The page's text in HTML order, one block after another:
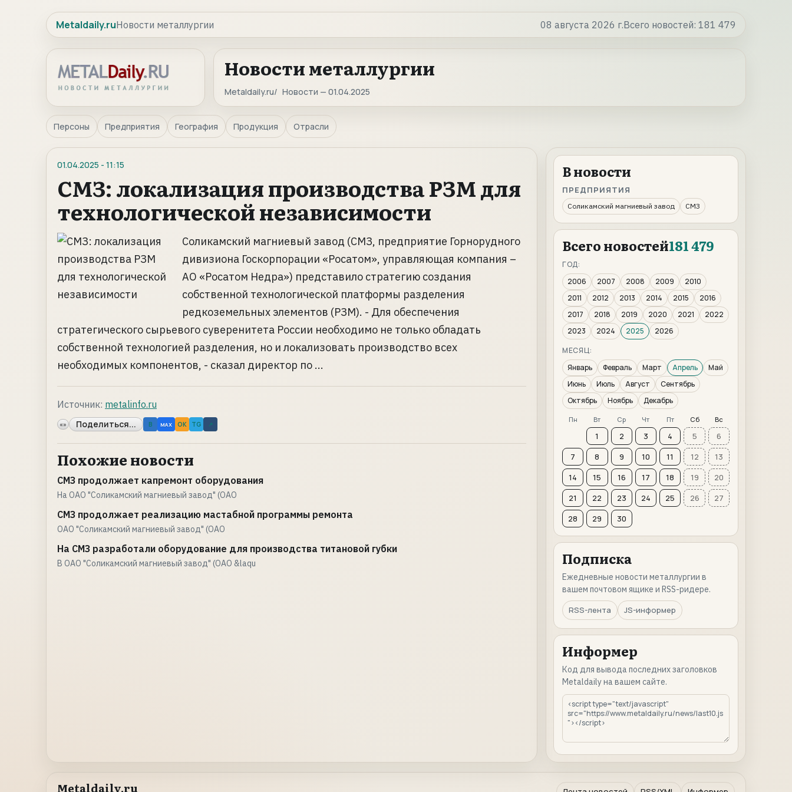
Metaldaily.ruНовости металлургии 08 августа 2026 г.Всего новостей: 181 479
Новости металлургии
Metaldaily.ru Новости — 01.04.2025
Персоны Предприятия География Продукция Отрасли
01.04.2025 - 11:15
СМЗ: локализация производства РЗМ для
технологической независимости
Соликамский магниевый завод (СМЗ, предприятие Горнорудного
дивизиона Госкорпорации «Росатом», управляющая компания –
АО «Росатом Недра») представило стратегию создания
собственной технологической платформы разделения
редкоземельных элементов (РЗМ). - Для обеспечения
стратегического сырьевого суверенитета России необходимо не только обладать
собственной технологией разделения, но и локализовать производство всех
необходимых компонентов, - сказал директор по ...
Источник: metalinfo.ru
«» Поделиться... B MAX OK TG ↗
Похожие новости
СМЗ продолжает капремонт оборудования
На ОАО "Соликамский магниевый завод" (ОАО
СМЗ продолжает реализацию мастабной программы ремонта
ОАО "Соликамский магниевый завод" (ОАО
На СМЗ разработали оборудование для производства титановой губки
В ОАО "Соликамский магниевый завод" (ОАО &laqu
В новости
ПРЕДПРИЯТИЯ
Соликамский магниевый завод СМЗ
Всего новостей181 479
ГОД:
2006
2007 2008 2009
2010
2011
2012 2013 2014 2015
2016
2017
2018 2019 2020 2021
2022
2023
2024 2025
2026
МЕСЯЦ:
Январь
Февраль Март Апрель
Май
Июнь
Июль Август
Сентябрь
Октябрь
Ноябрь Декабрь
Пн Вт Ср Чт Пт Сб Вс
1 2 3 4 5
6
7
8 9 10 11 12
13
14
15 16 17 18 19
20
21
22 23 24 25 26
27
28
29 30
Подписка
Ежедневные новости металлургии в
вашем почтовом ящике и RSS-ридере.
RSS-лента
JS-информер
Информер
Код для вывода последних заголовков
Metaldaily на вашем сайте.
Metaldaily.ru